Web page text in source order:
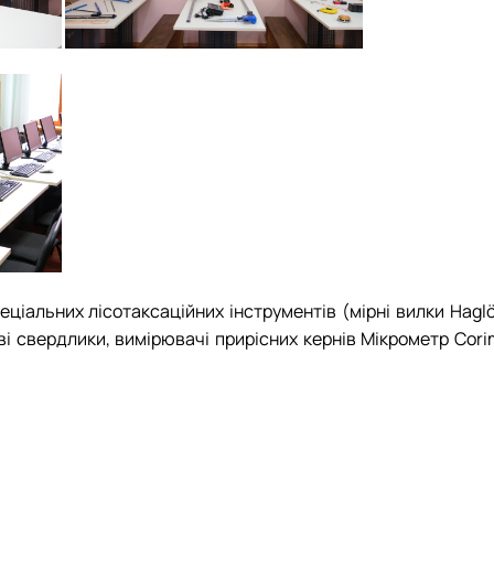
лісотаксаційних інструментів (мірні вилки
свердлики, вимірювачі прирісних кернів Мікрометр